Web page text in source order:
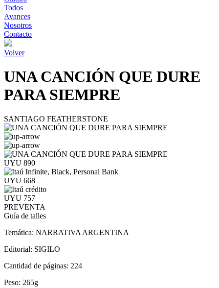
Todos
Avances
Nosotros
Contacto
Volver
UNA CANCIÓN QUE DURE
PARA SIEMPRE
SANTIAGO FEATHERSTONE
UYU 890
UYU 668
UYU 757
PREVENTA
Guía de talles
Temática: NARRATIVA ARGENTINA
Editorial: SIGILO
Cantidad de páginas: 224
Peso: 265g